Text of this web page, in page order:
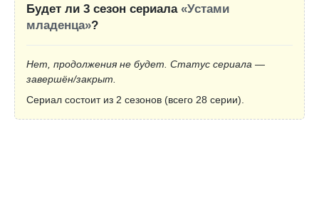
Будет ли 3 сезон сериала «Устами
младенца»?
Нет, продолжения не будет. Статус сериала —
завершён/закрыт.
Сериал состоит из 2 сезонов (всего 28 серии).